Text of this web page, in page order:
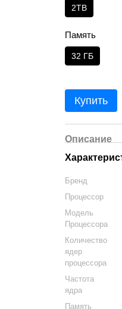
2TB
Память
32 ГБ
Купить
Описание
Бренд
Процессор
Модель
Процессора
Количество
ядер
процессора
Частота
ядра
Память